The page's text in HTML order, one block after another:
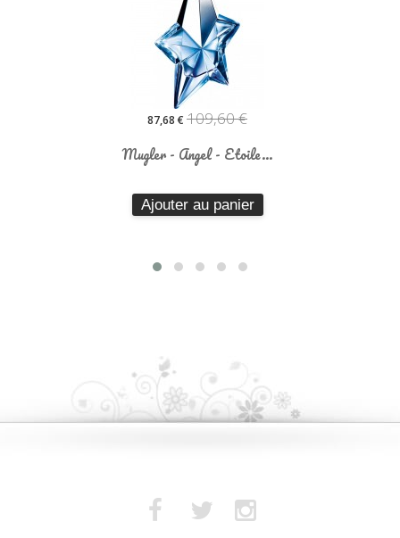
43,12 €53,90 €
Mugler - Angel - Parfum en...
Ajouter au panier